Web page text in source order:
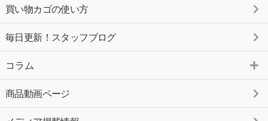
買い物カゴの使い方
毎日更新！スタッフブログ
コラム
商品動画ページ